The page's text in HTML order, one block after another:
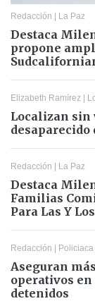
Redacción | La Paz
Destaca
propone
Elizabeth Ramírez |
Localizan sin
desaparecido
Redacción | La Paz
Destaca
Familias
Para Las Y
Redacción | Policiaca
Aseguran
operativos en
detenidos